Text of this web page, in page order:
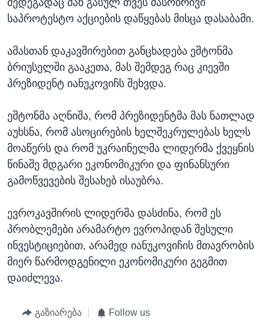
შედეგადაც მან გასულ თვეს მასობრივი
საპროტესტო აქციების დაწყებას მისცა დასაბამი.
ამასთან დაკავშირებით განცხადება ეშტონმა
ბრიუსელში გააკეთა, მას შემდეგ რაც კიევში
პრეზიდენტ იანუკოვიჩს შეხვდა.
ეშტონმა აღნიშა, რომ პრეზიდენტმა მას ნათლად
აუხსნა, რომ ასოცირების ხელშეკრულებას ხელს
მოაწერს და რომ უკრაინელმა ლიდერმა ქვეყნის
წინაშე მდგარი ეკონომიკური და ფინანსური
გამოწვევების შესახებ ისაუბრა.
ევროკავშირის ლიდერმა დასძინა, რომ ეს
პრობლემები არამარტო ევროპიდან შესული
ინვესტიციებით, არამედ იანუკოვიჩის მთავრობის
მიერ წარმოდგენილი ეკონომიკური გეგმით
დაიძლევა.
გაზიარება Follow us